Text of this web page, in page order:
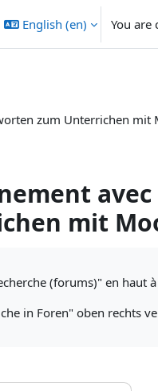
English ‎(en)‎ You are
zum Unterrichen mit
mit
(forums)" en haut
in Foren" oben rechts